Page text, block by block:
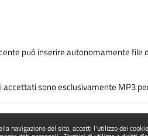
navigazione del sito, accetti l'utilizzo dei
può inserire autonomamente
sono esclusivamente MP3